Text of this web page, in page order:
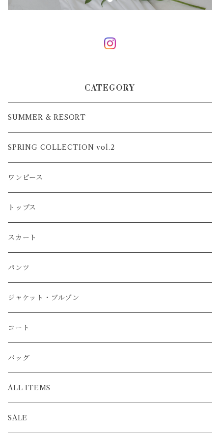
CATEGORY
SUMMER & RESORT
SPRING COLLECTION vol.2
ワンピース
トップス
スカート
パンツ
ジャケット・ブルゾン
コート
バッグ
ALL ITEMS
SALE